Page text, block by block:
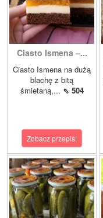
Ciasto Ismena –...
Ciasto Ismena na dużą
blachę z bitą
śmietaną,... ⇖ 504
Zobacz przepis!